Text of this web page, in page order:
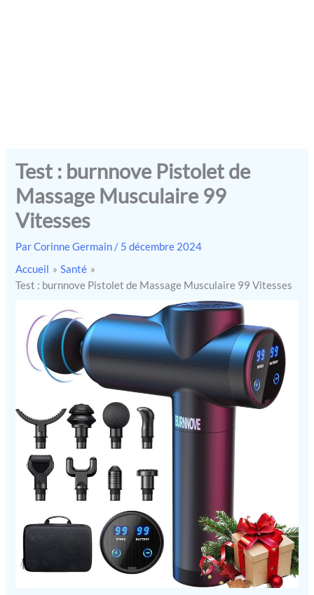
Test : burnnove Pistolet de
Massage Musculaire 99
Vitesses
ParCorinne Germain / 5 décembre 2024
Accueil
Santé
Test : burnnove Pistolet de Massage Musculaire 99 Vitesses